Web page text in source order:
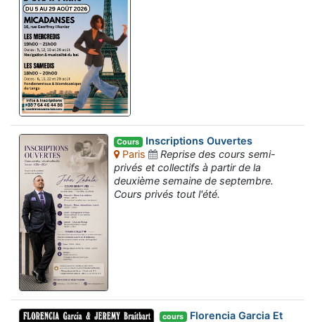
Cours Inscriptions Ouvertes
Paris
Reprise des cours semi-
privés et collectifs à partir de la
deuxième semaine de septembre.
Cours privés tout l'été.
cours Florencia Garcia Et